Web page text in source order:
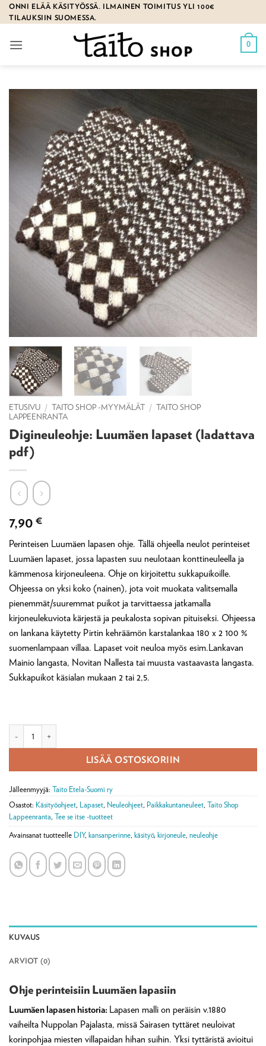
Skip
to
ONNI ELÄÄ KÄSITYÖSSÄ. ILMAINEN TOIMITUS YLI 100€
TILAUKSIIN SUOMESSA.
0
ETUSIVU / TAITO SHOP -MYYMÄLÄT / TAITO SHOP
LAPPEENRANTA
Digineuleohje: Luumäen lapaset (ladattava
pdf)
7,90 €
Perinteisen Luumäen lapasen ohje. Tällä ohjeella neulot perinteiset
Luumäen lapaset, jossa lapasten suu neulotaan konttineuleella ja
kämmenosa kirjoneuleena. Ohje on kirjoitettu sukkapuikoille.
Ohjeessa on yksi koko (nainen), jota voit muokata valitsemalla
pienemmät/suuremmat puikot ja tarvittaessa jatkamalla
kirjoneulekuviota kärjestä ja peukalosta sopivan pituiseksi. Ohjeessa
on lankana käytetty Pirtin kehräämön karstalankaa 180 x 2 100 %
suomenlampaan villaa. Lapaset voit neuloa myös esim.Lankavan
Mainio langasta, Novitan Nallesta tai muusta vastaavasta langasta.
Sukkapuikot käsialan mukaan 2 tai 2,5.
LISÄÄ OSTOSKORIIN
Jälleenmyyjä: Taito Etela-Suomi ry
Osastot: Käsityöohjeet, Lapaset, Neuleohjeet, Paikkakuntaneuleet, Taito Shop
Lappeenranta, Tee se itse -tuotteet
Avainsanat tuotteelle DIY, kansanperinne, käsityö, kirjoneule, neuleohje
KUVAUS
ARVIOT (0)
Ohje perinteisiin Luumäen lapasiin
Luumäen lapasen historia: Lapasen malli on peräisin v.1880
vaiheilta Nuppolan Pajalasta, missä Sairasen tyttäret neuloivat
korinpohjaa miesten villapaidan hihan suihin. Yksi tyttäristä avioitui